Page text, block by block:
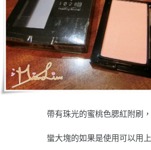
帶有珠光的蜜桃色腮紅附刷，
蠻大塊的如果是使用可以用上